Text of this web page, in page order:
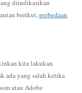
diindikasikan
berikut,perbedaan
kita lakukan
ada yang salah ketika
atau Adobe